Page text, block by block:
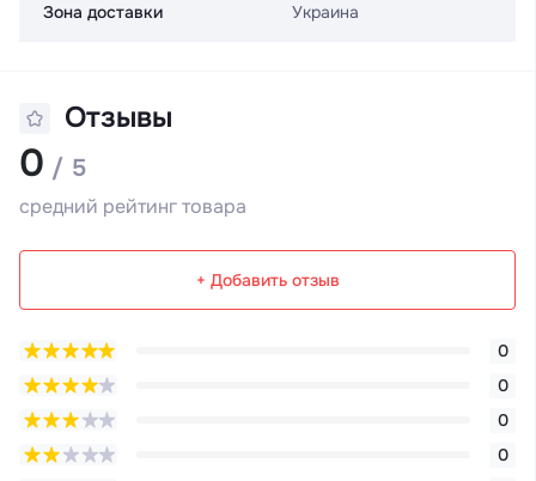
Зона доставки Украина
Отзывы
0 / 5
средний рейтинг товара
+ Добавить отзыв
0
0
0
0